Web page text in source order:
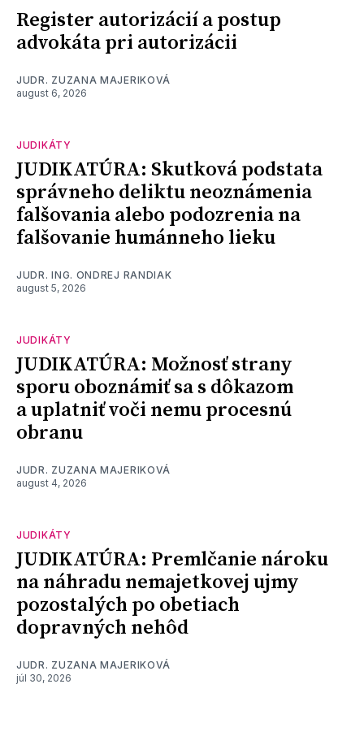
Register autorizácií a postup
advokáta pri autorizácii
JUDR. ZUZANA MAJERIKOVÁ
august 6, 2026
JUDIKÁTY
JUDIKATÚRA: Skutková podstata
správneho deliktu neoznámenia
falšovania alebo podozrenia na
falšovanie humánneho lieku
JUDR. ING. ONDREJ RANDIAK
august 5, 2026
JUDIKÁTY
JUDIKATÚRA: Možnosť strany
sporu oboznámiť sa s dôkazom
a uplatniť voči nemu procesnú
obranu
JUDR. ZUZANA MAJERIKOVÁ
august 4, 2026
JUDIKÁTY
JUDIKATÚRA: Premlčanie nároku
na náhradu nemajetkovej ujmy
pozostalých po obetiach
dopravných nehôd
JUDR. ZUZANA MAJERIKOVÁ
júl 30, 2026